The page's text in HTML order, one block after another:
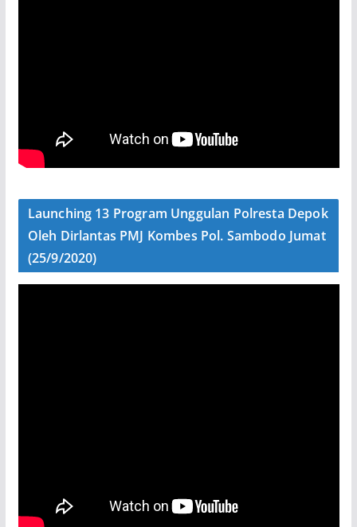
Launching 13 Program Unggulan Polresta Depok
Oleh Dirlantas PMJ Kombes Pol. Sambodo Jumat
(25/9/2020)